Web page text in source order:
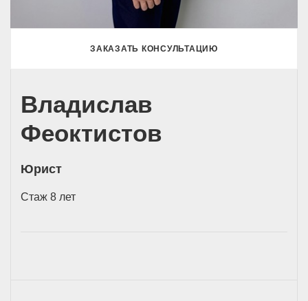
ЗАКАЗАТЬ КОНСУЛЬТАЦИЮ
Владислав
Феоктистов
Юрист
Стаж 8 лет